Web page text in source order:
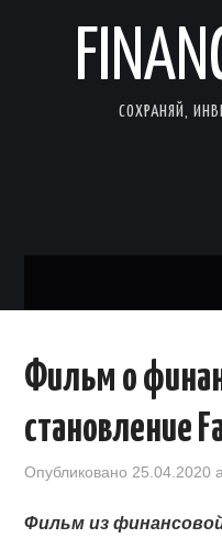
СОХРАНЯЙ,
ИНВЕСТИЦИИ ДЛЯ
Фильм о
становление
Опубликовано 25.04.2020
Фильм из